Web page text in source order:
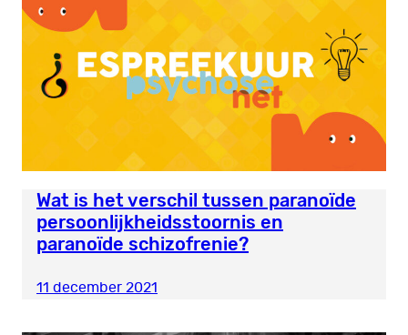
Wat is het verschil tussen paranoïde
persoonlijkheidsstoornis en
paranoïde schizofrenie?
11 december 2021